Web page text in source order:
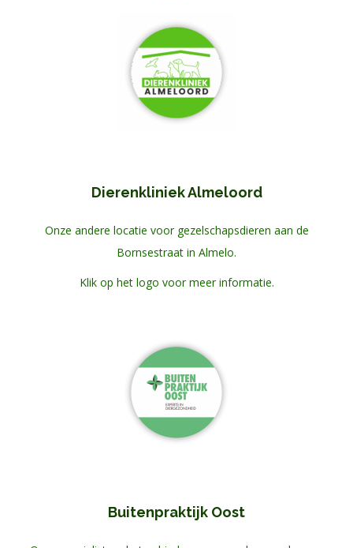
Dierenkliniek Almeloord
Onze andere locatie voor gezelschapsdieren aan de
Bornsestraat in Almelo.
Klik op het logo voor meer informatie.
Buitenpraktijk Oost